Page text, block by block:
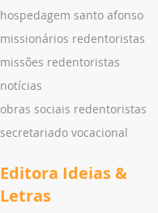
hospedagem santo afonso
missionários redentoristas
missões redentoristas
notícias
obras sociais redentoristas
secretariado vocacional
Editora Ideias &
Letras